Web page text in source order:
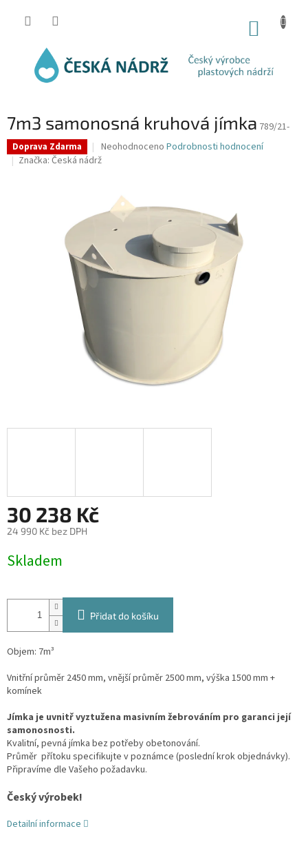
7m3 samonosná kruhová jímka 789/21-
Doprava Zdarma
Průměrné
hodnocení
z
hvězdiček.
Neohodnoceno Podrobnosti hodnocení
Značka: Česká nádrž
30 238 Kč
24 990 Kč bez DPH
cena:
Skladem
Přidat do košíku
Objem: 7m³
Vnitřní průměr 2450 mm, vnější průměr 2500 mm, výška 1500 mm +
komínek
Jímka je uvnitř vyztužena masivním žebrováním pro garanci její
samonosnosti.
Kvalitní, pevná jímka bez potřeby obetonování.
Průměr přítoku specifikujte v poznámce (poslední krok objednávky).
Připravíme dle Vašeho požadavku.
Český výrobek!
Detailní informace